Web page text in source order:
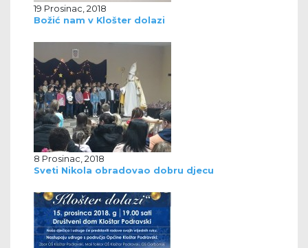
19 Prosinac, 2018
Božić nam v Klošter dolazi
8 Prosinac, 2018
Sveti Nikola obradovao dobru djecu